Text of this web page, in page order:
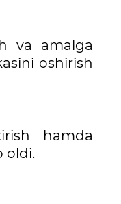
va amalga
oshirish
hamda
oldi.